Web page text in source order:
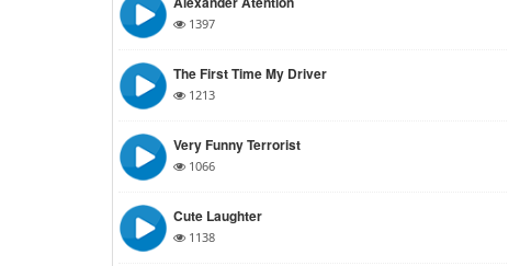
1397
The First Time My Driver
1213
Very Funny Terrorist
1066
Cute Laughter
1138